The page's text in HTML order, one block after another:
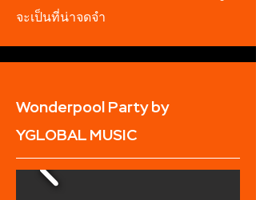
จะเป็นที่น่าจดจำ
Wonderpool Party by
YGLOBAL MUSIC